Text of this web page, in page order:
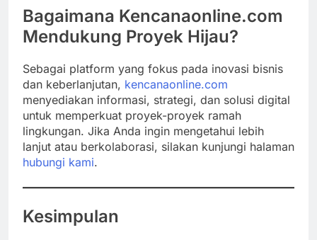
Bagaimana Kencanaonline.com
Mendukung Proyek Hijau?
Sebagai platform yang fokus pada inovasi bisnis
dan keberlanjutan, kencanaonline.com
menyediakan informasi, strategi, dan solusi digital
untuk memperkuat proyek-proyek ramah
lingkungan. Jika Anda ingin mengetahui lebih
lanjut atau berkolaborasi, silakan kunjungi halaman
hubungi kami.
Kesimpulan